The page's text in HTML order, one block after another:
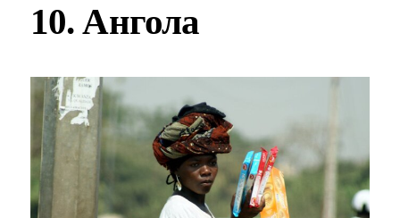
10. Ангола